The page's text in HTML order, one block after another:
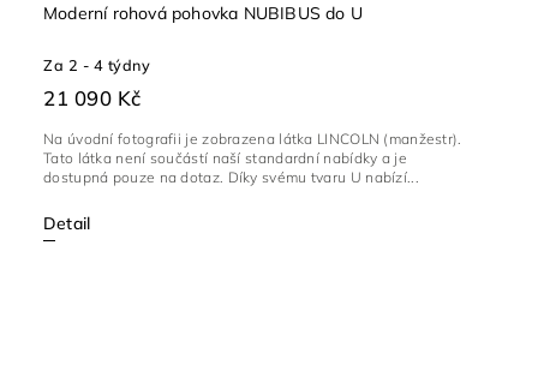
Moderní rohová pohovka NUBIBUS do U
Za 2 - 4 týdny
21 090 Kč
Detail
Na úvodní fotografii je zobrazena látka LINCOLN (manžestr).
Tato látka není součástí naší standardní nabídky a je
dostupná pouze na dotaz. Díky svému tvaru U nabízí...